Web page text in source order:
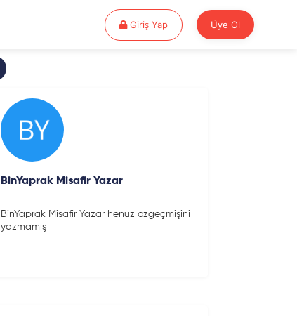
Giriş YapGiriş Yap Üye Ol
BinYaprak Misafir Yazar
BinYaprak Misafir Yazar henüz özgeçmişini
yazmamış